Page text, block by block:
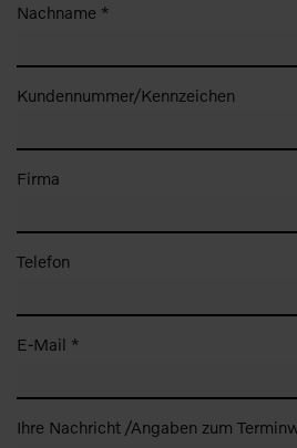
Nachname *
Kundennummer/Kennzeichen
Firma
Telefon
E-Mail *
Ihre Nachricht /Angaben zum